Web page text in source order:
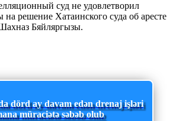
суд не удовлетворил
на решение Хатаинского суда об аресте
Бяйляргызы.
dörd ay davam edən drenaj işləri
müraciətə səbəb olub